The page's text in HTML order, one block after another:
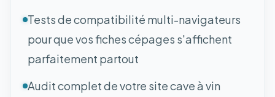
Tests de compatibilité multi-navigateurs
pour que vos fiches cépages s'affichent
parfaitement partout
Audit complet de votre site cave à vin